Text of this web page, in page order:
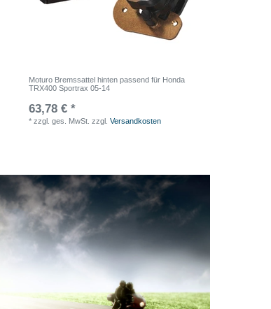
Moturo Bremssattel hinten passend für Honda
TRX400 Sportrax 05-14
63,78 € *
*zzgl. ges. MwSt. zzgl.Versandkosten